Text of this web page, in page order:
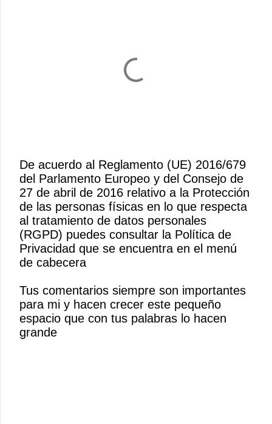
P
u
b
l
i
c
a
u
n
c
o
De acuerdo al Reglamento (UE) 2016/679
del Parlamento Europeo y del Consejo de
27 de abril de 2016 relativo a la Protección
de las personas físicas en lo que respecta
al tratamiento de datos personales
(RGPD) puedes consultar la Política de
Privacidad que se encuentra en el menú
de cabecera
Tus comentarios siempre son importantes
para mi y hacen crecer este pequeño
espacio que con tus palabras lo hacen
grande